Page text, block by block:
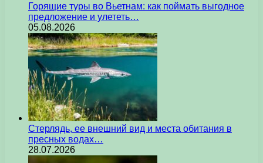
Горящие туры во Вьетнам: как поймать выгодное
предложение и улететь…
05.08.2026
Стерлядь, ее внешний вид и места обитания в
пресных водах…
28.07.2026